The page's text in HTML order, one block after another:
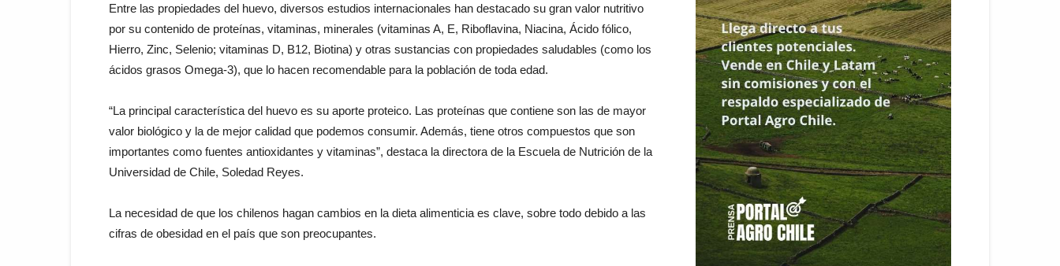
Entre las propiedades del huevo, diversos estudios internacionales han destacado su gran valor nutritivo
por su contenido de proteínas, vitaminas, minerales (vitaminas A, E, Riboflavina, Niacina, Ácido fólico,
Hierro, Zinc, Selenio; vitaminas D, B12, Biotina) y otras sustancias con propiedades saludables (como los
ácidos grasos Omega-3), que lo hacen recomendable para la población de toda edad.
“La principal característica del huevo es su aporte proteico. Las proteínas que contiene son las de mayor
valor biológico y la de mejor calidad que podemos consumir. Además, tiene otros compuestos que son
importantes como fuentes antioxidantes y vitaminas”, destaca la directora de la Escuela de Nutrición de la
Universidad de Chile, Soledad Reyes.
La necesidad de que los chilenos hagan cambios en la dieta alimenticia es clave, sobre todo debido a las
cifras de obesidad en el país que son preocupantes.